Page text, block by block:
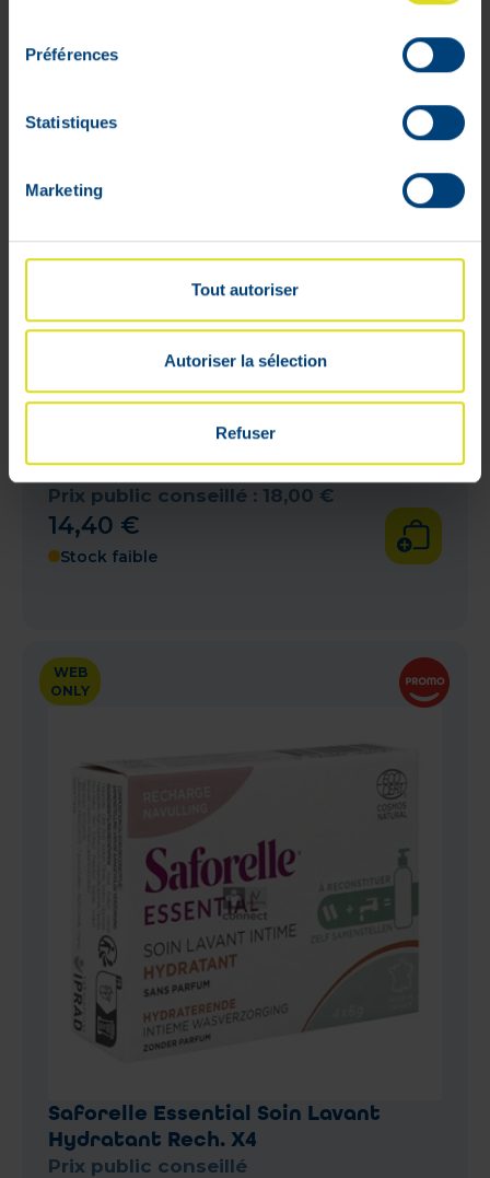
Préférences
Statistiques
Marketing
Tout autoriser
Autoriser la sélection
Refuser
Saforelle Essential Soin Lavant
Hydratant Kit Complet
Prix public conseillé : 18,00 €
14,40 €
Stock faible
WEB
ONLY
Saforelle Essential Soin Lavant
Hydratant Rech. X4
Prix public conseillé